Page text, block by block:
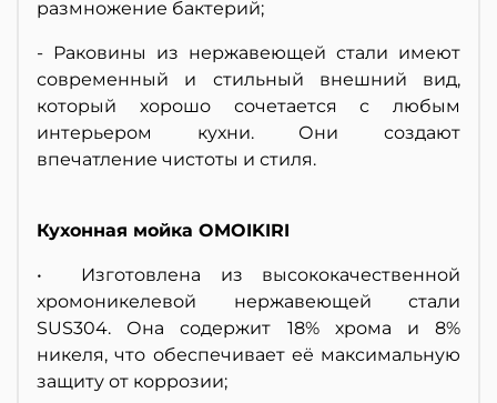
размножение бактерий;
- Раковины из нержавеющей стали имеют
современный и стильный внешний вид,
который хорошо сочетается с любым
интерьером кухни. Они создают
впечатление чистоты и стиля.
Кухонная мойка OMOIKIRI
• Изготовлена из высококачественной
хромоникелевой нержавеющей стали
SUS304. Она содержит 18% хрома и 8%
никеля, что обеспечивает её максимальную
защиту от коррозии;